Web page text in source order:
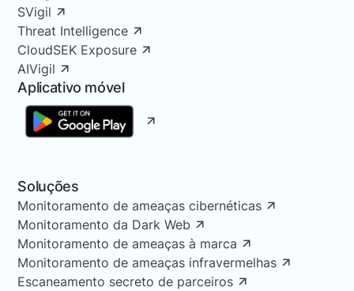
SVigil
Threat Intelligence
CloudSEK Exposure
AIVigil
Aplicativo móvel
Soluções
Monitoramento de ameaças cibernéticas
Monitoramento da Dark Web
Monitoramento de ameaças à marca
Monitoramento de ameaças infravermelhas
Escaneamento secreto de parceiros